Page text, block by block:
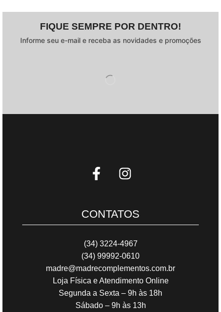
FIQUE SEMPRE POR DENTRO!
Informe seu e-mail e receba as novidades e promoções
CONTATOS
(34) 3224-4967
(34) 99992-0610
madre@madrecomplementos.com.br
Loja Física e Atendimento Online
Segunda a Sexta – 9h às 18h
Sábado – 9h às 13h